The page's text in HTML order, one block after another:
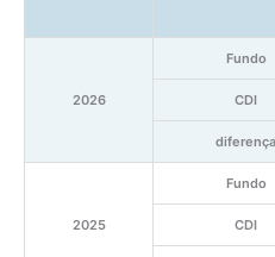
2026
Fundo
CDI
diferença
2025
Fundo
CDI